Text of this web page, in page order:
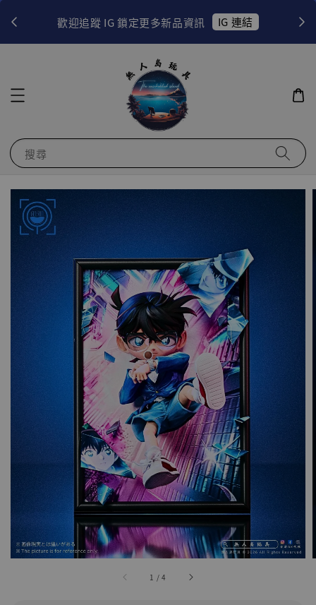
歡迎追蹤 IG 鎖定更多新品資訊 IG 連結
搜尋
1 /4